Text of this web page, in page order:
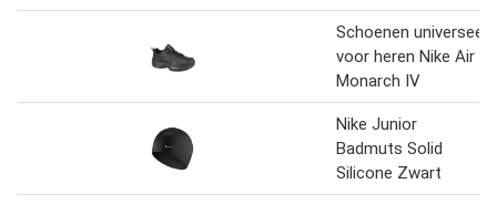
Schoenen universeel
voor heren Nike Air
Monarch IV
Nike Junior
Badmuts Solid
Silicone Zwart